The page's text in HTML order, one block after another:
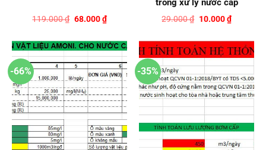
119.000₫ Giá
119.000 ₫.
68.000₫Giá
hiện
là:
68.000 ₫.
29.000₫ Giá
29.000 ₫.
10.000₫Giá
hiện
là:
10.000 ₫.
-66% -35%